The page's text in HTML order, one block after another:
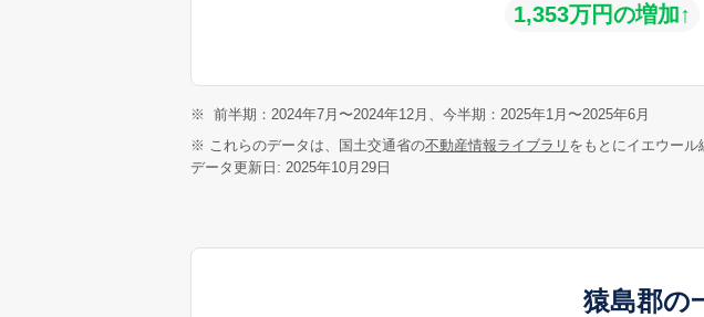
1,353万円の増加↑
※
前半期：2024年7月〜2024年12月、今半期：2025年1月〜2025年6月
※ これらのデータは、国土交通省の不動産情報ライブラリ をもとにイエウール
データ更新日: 2025年10月29日
猿島郡の